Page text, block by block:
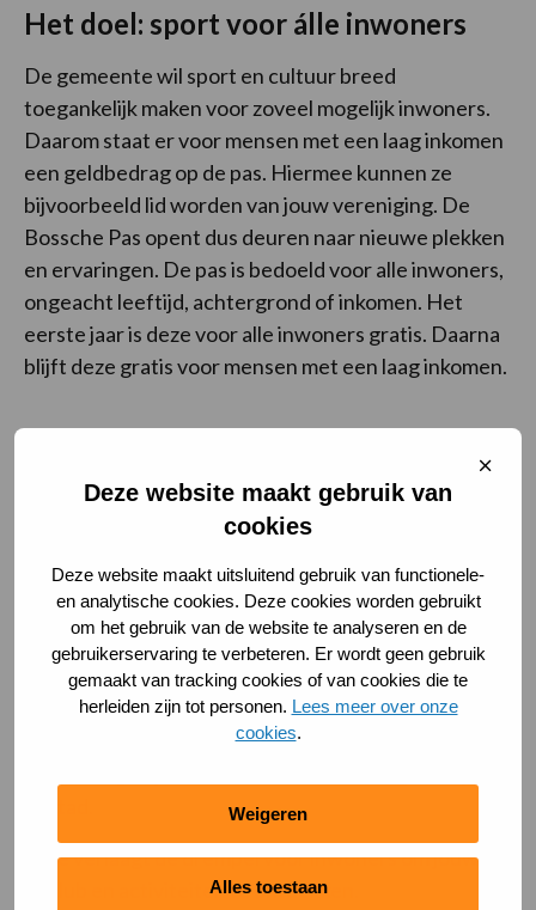
Deze website maakt gebruik van
cookies
Deze website maakt uitsluitend gebruik van functionele-
en analytische cookies. Deze cookies worden gebruikt
om het gebruik van de website te analyseren en de
gebruikerservaring te verbeteren. Er wordt geen gebruik
gemaakt van tracking cookies of van cookies die te
herleiden zijn tot personen. Lees meer over onze
cookies.
Weigeren
Alles toestaan
Sluit
Het doel: sport voor álle inwoners
De gemeente wil sport en cultuur breed
toegankelijk maken voor zoveel mogelijk inwoners.
Daarom staat er voor mensen met een laag inkomen
een geldbedrag op de pas. Hiermee kunnen ze
bijvoorbeeld lid worden van jouw vereniging. De
Bossche Pas opent dus deuren naar nieuwe plekken
en ervaringen. De pas is bedoeld voor alle inwoners,
ongeacht leeftijd, achtergrond of inkomen. Het
eerste jaar is deze voor alle inwoners gratis. Daarna
blijft deze gratis voor mensen met een laag inkomen.
meedoen?
Het tegoed op de pas is een betaalmiddel. Dit
betekent voor jou als sportaanbieder extra
inkomsten als een inwoner kiest om bij jouw club
te gaan sporten.
Je bereikt nieuwe doelgroepen en potentieel
nieuwe leden.
Je verlaagt de drempel voor inwoners om jouw
club en activiteiten te ontdekken.